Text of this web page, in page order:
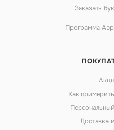
Заказать
Программа
Как
Доставка